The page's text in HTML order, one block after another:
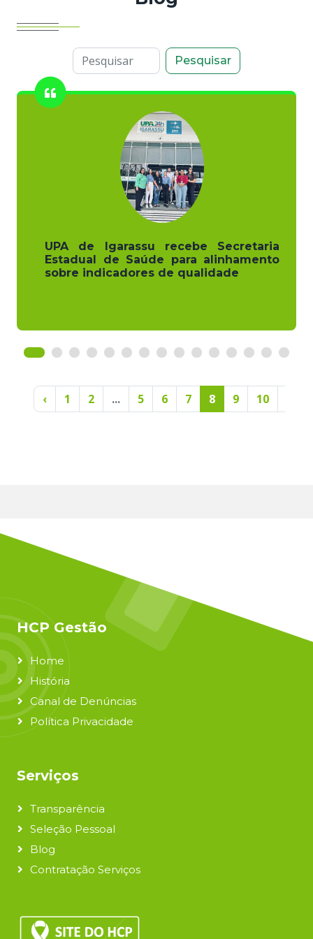
Pesquisar
UPA de Igarassu recebe Secretaria
Estadual de Saúde para alinhamento
sobre indicadores de qualidade
‹ 1 2 ... 5 6 7 8 9 10
HCP Gestão
Home
História
Canal de Denúncias
Política Privacidade
Serviços
Transparência
Seleção Pessoal
Blog
Contratação Serviços